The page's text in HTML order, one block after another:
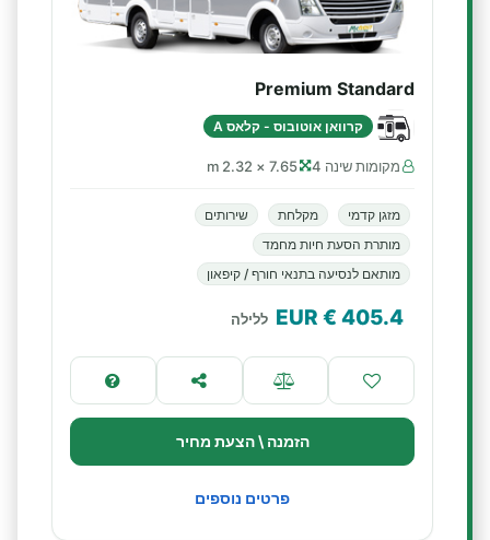
Premium Standard
קרוואן אוטובוס - קלאס A
מקומות שינה 4 7.65 × 2.32 m
מזגן קדמי מקלחת
שירותים
מותרת הסעת חיות מחמד
מותאם לנסיעה בתנאי חורף / קיפאון
405.4
€ EUR ללילה
הזמנה \ הצעת מחיר
פרטים נוספים